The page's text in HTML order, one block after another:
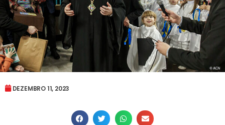
DEZEMBRO 11, 2023